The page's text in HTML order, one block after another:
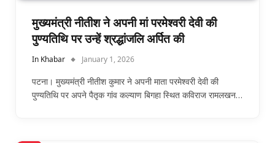
मुख्यमंत्री नीतीश ने अपनी मां परमेश्वरी देवी की
पुण्यतिथि पर उन्हें श्रद्धांजलि अर्पित की
In Khabar January 1, 2026
पटना। मुख्यमंत्री नीतीश कुमार ने अपनी माता परमेश्वरी देवी की
पुण्यतिथि पर अपने पैतृक गांव कल्याण बिगहा स्थित कविराज रामलखन…